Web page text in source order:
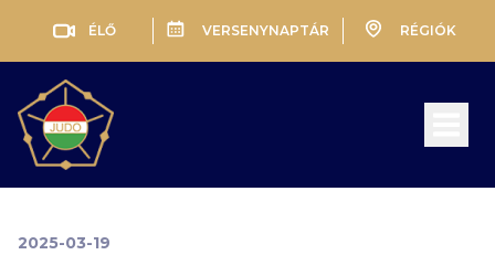
ÉLŐ VERSENYNAPTÁR RÉGIÓK
2025-03-19